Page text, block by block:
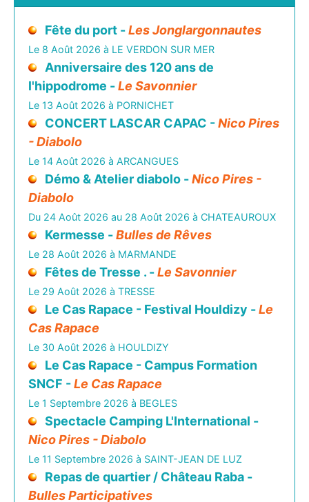
Fête du port -Les Jonglargonnautes
Le 8 Août 2026 à LE VERDON SUR MER
Anniversaire des 120 ans de
l'hippodrome -Le Savonnier
Le 13 Août 2026 à PORNICHET
CONCERT LASCAR CAPAC -Nico Pires
- Diabolo
Le 14 Août 2026 à ARCANGUES
Démo & Atelier diabolo -Nico Pires -
Diabolo
Du 24 Août 2026 au 28 Août 2026 à CHATEAUROUX
Kermesse -Bulles de Rêves
Le 28 Août 2026 à MARMANDE
Fêtes de Tresse . -Le Savonnier
Le 29 Août 2026 à TRESSE
Le Cas Rapace - Festival Houldizy -Le
Cas Rapace
Le 30 Août 2026 à HOULDIZY
Le Cas Rapace - Campus Formation
SNCF -Le Cas Rapace
Le 1 Septembre 2026 à BEGLES
Spectacle Camping L'International -
Nico Pires - Diabolo
Le 11 Septembre 2026 à SAINT-JEAN DE LUZ
Repas de quartier / Château Raba -
Bulles Participatives